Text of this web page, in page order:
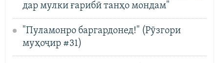
дар мулки ғарибӣ танҳо мондам"
"Пуламонро баргардонед!" (Рӯзгори
муҳоҷир #31)